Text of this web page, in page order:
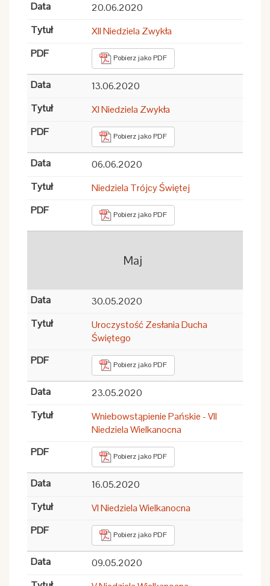
20.06.2020
XII Niedziela Zwykła
Pobierz jako PDF
13.06.2020
XI Niedziela Zwykła
Pobierz jako PDF
06.06.2020
Niedziela Trójcy Świętej
Pobierz jako PDF
Maj
30.05.2020
Uroczystość Zesłania Ducha
Świętego
Pobierz jako PDF
23.05.2020
Wniebowstąpienie Pańskie - VII
Niedziela Wielkanocna
Pobierz jako PDF
16.05.2020
VI Niedziela Wielkanocna
Pobierz jako PDF
09.05.2020